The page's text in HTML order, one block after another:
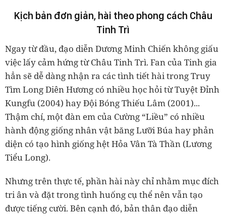
Kịch bản đơn giản, hài theo phong cách Châu
Tinh Trì
Ngay từ đầu, đạo diễn Dương Minh Chiến không giấu
việc lấy cảm hứng từ Châu Tinh Trì. Fan của Tinh gia
hẳn sẽ dễ dàng nhận ra các tình tiết hài trong Truy
Tìm Long Diên Hương có nhiều học hỏi từ Tuyệt Đỉnh
Kungfu (2004) hay Đội Bóng Thiếu Lâm (2001)...
Thậm chí, một đàn em của Cường “Liều” có nhiều
hành động giống nhân vật băng Lưỡi Búa hay phản
diện có tạo hình giống hệt Hỏa Vân Tà Thần (Lương
Tiểu Long).
Nhưng trên thực tế, phần hài này chỉ nhằm mục đích
tri ân và đặt trong tình huống cụ thể nên vẫn tạo
được tiếng cười. Bên cạnh đó, bản thân đạo diễn